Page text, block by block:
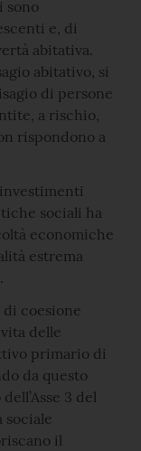
sono
e, di
abitativa.
abitativo, si
di persone
a rischio,
rispondono a
sociali ha
economiche
estrema
coesione
delle
primario di
da questo
3 del
sociale
il